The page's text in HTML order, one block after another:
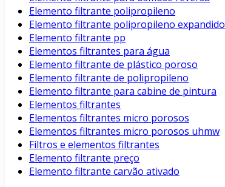
Elemento filtrante polipropileno
Elemento filtrante polipropileno expandido
Elemento filtrante pp
Elementos filtrantes para água
Elemento filtrante de plástico poroso
Elemento filtrante de polipropileno
Elemento filtrante para cabine de pintura
Elementos filtrantes
Elementos filtrantes micro porosos
Elementos filtrantes micro porosos uhmw
Filtros e elementos filtrantes
Elemento filtrante preço
Elemento filtrante carvão ativado